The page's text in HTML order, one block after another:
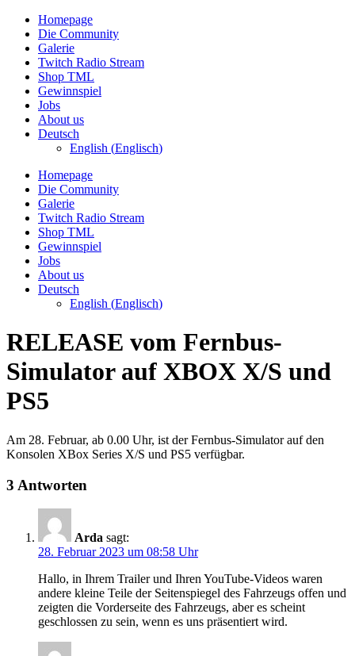
Zum
Inhalt
wechseln
Homepage
Die Community
Galerie
Twitch Radio Stream
Shop TML
Gewinnspiel
Jobs
About us
Deutsch
English (Englisch)
Homepage
Die Community
Galerie
Twitch Radio Stream
Shop TML
Gewinnspiel
Jobs
About us
Deutsch
English (Englisch)
RELEASE vom Fernbus-
Simulator auf XBOX X/S und
PS5
Am 28. Februar, ab 0.00 Uhr, ist der Fernbus-Simulator auf den
Konsolen XBox Series X/S und PS5 verfügbar.
3 Antworten
Arda sagt:
28. Februar 2023 um 08:58 Uhr
Hallo, in Ihrem Trailer und Ihren YouTube-Videos waren
andere kleine Teile der Seitenspiegel des Fahrzeugs offen und
zeigten die Vorderseite des Fahrzeugs, aber es scheint
geschlossen zu sein, wenn es uns präsentiert wird.